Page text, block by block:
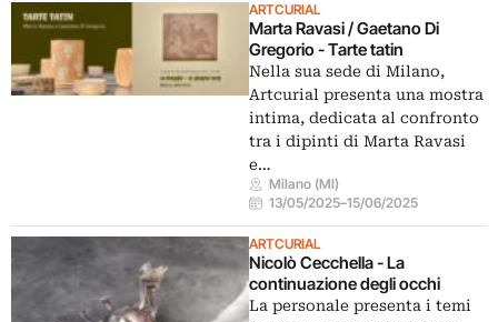
ARTCURIAL
Marta Ravasi / Gaetano Di
Gregorio - Tarte tatin
Nella sua sede di Milano,
Artcurial presenta una mostra
intima, dedicata al confronto
tra i dipinti di Marta Ravasi
e…
Milano (MI)
13/05/2025–15/06/2025
ARTCURIAL
Nicolò Cecchella - La
continuazione degli occhi
La personale presenta i temi